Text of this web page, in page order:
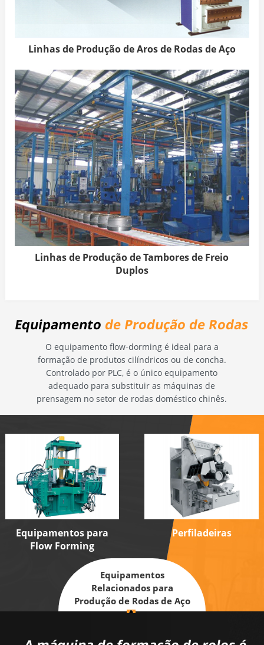
Linhas de Produção de Aros de Rodas de Aço
Linhas de Produção de Tambores de Freio
Duplos
Equipamentode Produção de Rodas
O equipamento flow-dorming é ideal para a
formação de produtos cilíndricos ou de concha.
Controlado por PLC, é o único equipamento
adequado para substituir as máquinas de
prensagem no setor de rodas doméstico chinês.
Equipamentos para
Flow Forming
Perfiladeiras
Equipamentos
Relacionados para
Produção de Rodas de Aço